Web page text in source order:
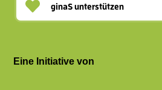
ginaS unterstützen
Eine Initiative von